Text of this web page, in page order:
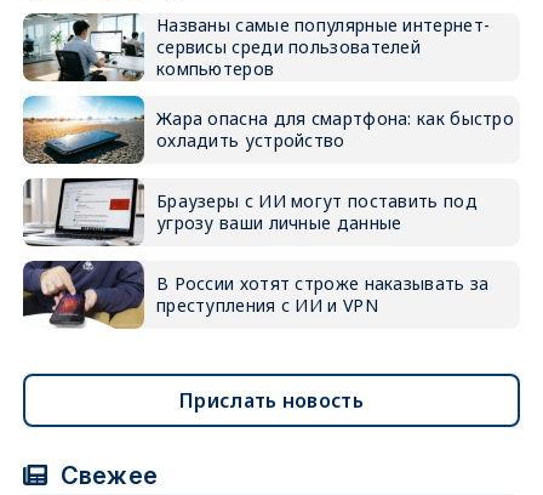
Названы самые популярные интернет-
сервисы среди пользователей
компьютеров
Жара опасна для смартфона: как быстро
охладить устройство
Браузеры с ИИ могут поставить под
угрозу ваши личные данные
В России хотят строже наказывать за
преступления с ИИ и VPN
Прислать новость
Свежее